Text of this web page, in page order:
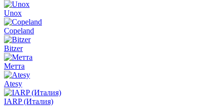
Unox
Copeland
Bitzer
Метта
Atesy
IARP (Италия)